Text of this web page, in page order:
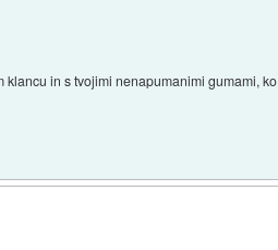
in s tvojimi nenapumanimi gumami, ko